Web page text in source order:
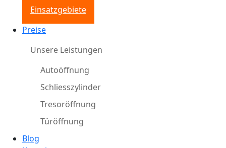
Einsatzgebiete
Preise
Unsere Leistungen
Autoöffnung
Schliesszylinder
Tresoröffnung
Türöffnung
Blog